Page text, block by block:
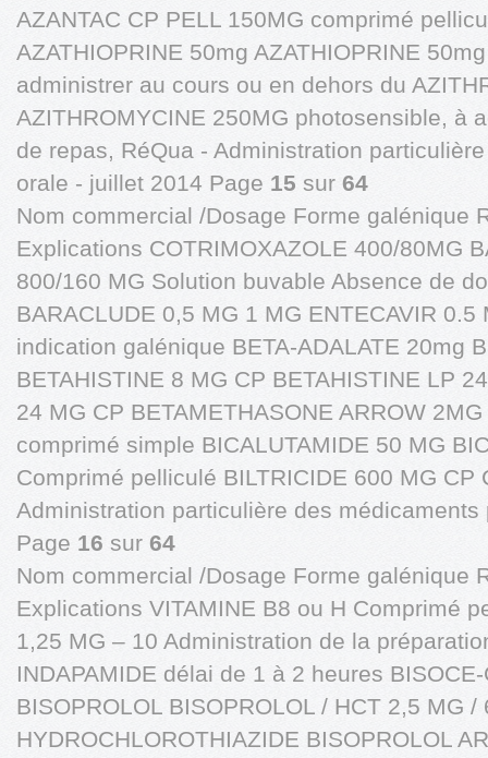
AZANTAC CP PELL 150MG comprimé
AZATHIOPRINE 50mg AZATHIOPRINE
administrer au cours ou en dehors du
AZITHROMYCINE 250MG photosensible, à
de repas, RéQua - Administration
orale - juillet 2014 Page 15 sur 64
Nom commercial /Dosage Forme galénique
Explications COTRIMOXAZOLE 400/80MG
800/160 MG Solution buvable Absence de
BARACLUDE 0,5 MG 1 MG ENTECAVIR
indication galénique BETA-ADALATE 20mg
BETAHISTINE 8 MG CP BETAHISTINE LP
24 MG CP BETAMETHASONE ARROW
comprimé simple BICALUTAMIDE 50 MG
Comprimé pelliculé BILTRICIDE 600 MG
Administration particulière des
Page 16 sur 64
Nom commercial /Dosage Forme galénique
Explications VITAMINE B8 ou H Comprimé
1,25 MG – 10 Administration de la
INDAPAMIDE délai de 1 à 2 heures
BISOPROLOL BISOPROLOL / HCT 2,5 MG /
HYDROCHLOROTHIAZIDE BISOPROLOL